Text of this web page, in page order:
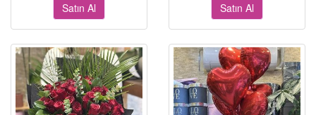
Satın Al Satın Al